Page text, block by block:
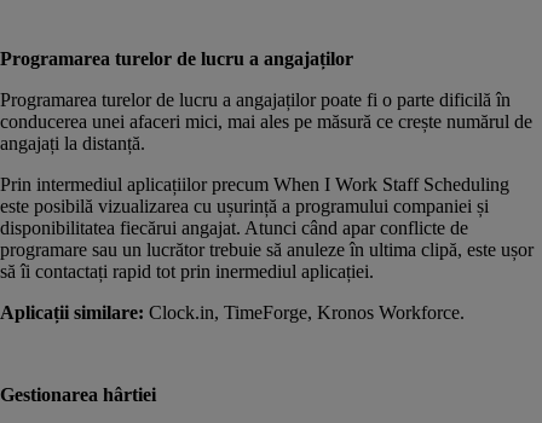
Programarea turelor de lucru a angajaților
Programarea turelor de lucru a angajaților poate fi o parte dificilă în
conducerea unei afaceri mici, mai ales pe măsură ce crește numărul de
angajați la distanță.
Prin intermediul aplicațiilor precum When I Work Staff Scheduling
este posibilă vizualizarea cu ușurință a programului companiei și
disponibilitatea fiecărui angajat. Atunci când apar conflicte de
programare sau un lucrător trebuie să anuleze în ultima clipă, este ușor
să îi contactați rapid tot prin inermediul aplicației.
Aplicații similare: Clock.in, TimeForge, Kronos Workforce.
Gestionarea hârtiei